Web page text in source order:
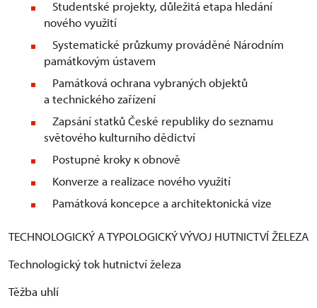
Studentské projekty, důležitá etapa hledání
nového využití
Systematické průzkumy prováděné Národním
památkovým ústavem
Památková ochrana vybraných objektů
a technického zařízení
Zapsání statků České republiky do seznamu
světového kulturního dědictví
Postupné kroky к obnově
Konverze a realizace nového využití
Památková koncepce a architektonická vize
TECHNOLOGICKÝ A TYPOLOGICKÝ VÝVOJ HUTNICTVÍ ŽELEZA
Technologický tok hutnictví železa
Těžba uhlí